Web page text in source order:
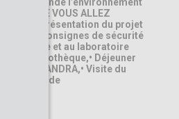
QUE VOUS ALLEZ
Accueil et présentation du projet
des consignes de sécurité
et au laboratoire
de l'écothèque,• Déjeuner
de l'ANDRA,• Visite du
et de